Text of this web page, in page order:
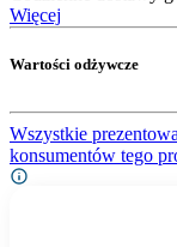
Więcej
Wartości odżywcze
Wszystkie
konsumentów tego